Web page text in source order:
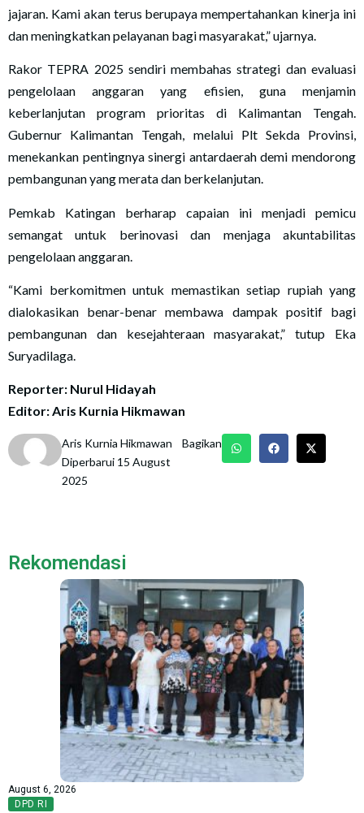
jajaran. Kami akan terus berupaya mempertahankan kinerja ini
dan meningkatkan pelayanan bagi masyarakat,” ujarnya.
Rakor TEPRA 2025 sendiri membahas strategi dan evaluasi
pengelolaan anggaran yang efisien, guna menjamin
keberlanjutan program prioritas di Kalimantan Tengah.
Gubernur Kalimantan Tengah, melalui Plt Sekda Provinsi,
menekankan pentingnya sinergi antardaerah demi mendorong
pembangunan yang merata dan berkelanjutan.
Pemkab Katingan berharap capaian ini menjadi pemicu
semangat untuk berinovasi dan menjaga akuntabilitas
pengelolaan anggaran.
“Kami berkomitmen untuk memastikan setiap rupiah yang
dialokasikan benar-benar membawa dampak positif bagi
pembangunan dan kesejahteraan masyarakat,” tutup Eka
Suryadilaga.
Reporter: Nurul Hidayah
Editor: Aris Kurnia Hikmawan
Aris Kurnia Hikmawan
Diperbarui 15 August
2025
Bagikan
Rekomendasi
August 6, 2026
DPD RI